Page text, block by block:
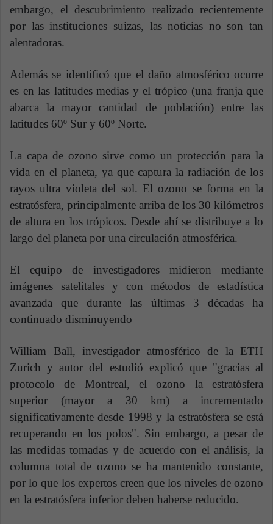
embargo, el descubrimiento realizado recientemente
por las instituciones suizas, las noticias no son tan
alentadoras.
Además se identificó que el daño atmosférico ocurre
es en las latitudes medias y el trópico (una franja que
abarca la mayor cantidad de población) entre las
latitudes 60º Sur y 60º Norte.
La capa de ozono sirve como un protección para la
vida en el planeta, ya que captura la radiación de los
rayos ultra violeta del sol. El ozono se forma en la
estratósfera, principalmente arriba de los 30 kilómetros
de altura en los trópicos. Desde ahí se distribuye a lo
largo del planeta por una circulación atmosférica.
El equipo de investigadores midieron mediante
imágenes satelitales y con métodos de estadística
avanzada que durante las últimas 3 décadas ha
continuado disminuyendo
William Ball, investigador atmosférico de la ETH
Zurich y autor del estudió explicó que "gracias al
protocolo de Montreal, el ozono la estratósfera
superior (mayor a 30 km) a incrementado
significativamente desde 1998 y la estratósfera se está
recuperando en los polos". Sin embargo, a pesar de
las medidas tomadas y de acuerdo con el análisis, la
columna total de ozono se ha mantenido constante,
por lo que los expertos creen que los niveles de ozono
en la estratósfera inferior deben haberse reducido.